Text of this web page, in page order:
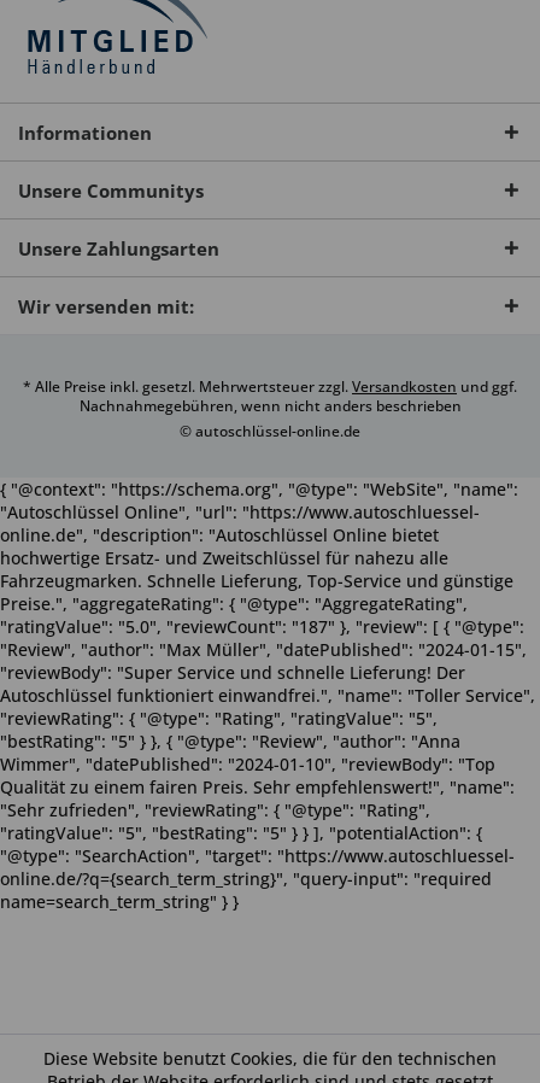
Informationen
Unsere Communitys
Unsere Zahlungsarten
Wir versenden mit:
* Alle Preise inkl. gesetzl. Mehrwertsteuer zzgl.Versandkosten und ggf.
Nachnahmegebühren, wenn nicht anders beschrieben
© autoschlüssel-online.de
Diese Website benutzt Cookies, die für den technischen
{ "@context": "https://schema.org", "@type": "WebSite", "name":
"Autoschlüssel Online", "url": "https://www.autoschluessel-
online.de", "description": "Autoschlüssel Online bietet
hochwertige Ersatz- und Zweitschlüssel für nahezu alle
Fahrzeugmarken. Schnelle Lieferung, Top-Service und günstige
Preise.", "aggregateRating": { "@type": "AggregateRating",
"ratingValue": "5.0", "reviewCount": "187" }, "review": [ { "@type":
"Review", "author": "Max Müller", "datePublished": "2024-01-15",
"reviewBody": "Super Service und schnelle Lieferung! Der
Autoschlüssel funktioniert einwandfrei.", "name": "Toller Service",
"reviewRating": { "@type": "Rating", "ratingValue": "5",
"bestRating": "5" } }, { "@type": "Review", "author": "Anna
Wimmer", "datePublished": "2024-01-10", "reviewBody": "Top
Qualität zu einem fairen Preis. Sehr empfehlenswert!", "name":
"Sehr zufrieden", "reviewRating": { "@type": "Rating",
"ratingValue": "5", "bestRating": "5" } } ], "potentialAction": {
"@type": "SearchAction", "target": "https://www.autoschluessel-
online.de/?q={search_term_string}", "query-input": "required
name=search_term_string" } }